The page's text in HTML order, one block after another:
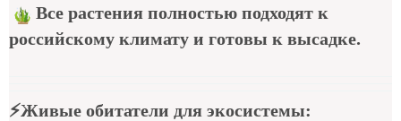
Все растения полностью подходят к
российскому климату и готовы к высадке.
⚡Живые обитатели для экосистемы: